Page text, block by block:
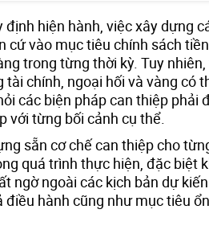
hiện hành, việc xây dựng
cứ vào mục tiêu chính sách
trong từng thời kỳ. Tuy
chính, ngoại hối và vàng có
các biện pháp can thiệp phải
với từng bối cảnh cụ thể.
sẵn cơ chế can thiệp cho
quá trình thực hiện, đặc biệt
ngờ ngoài các kịch bản dự
điều hành cũng như mục tiêu